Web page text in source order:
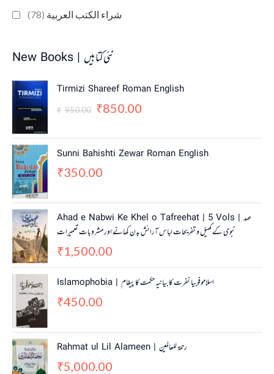
شراء الكتب العربية (78)
New Books | نئی کتابیں
Tirmizi Shareef Roman English
₹ 950.00
r
i
a
l
c
e
w
:
₹
.
0
₹850.00
u
r
t
e
i
8
0
Sunni Bahishti Zewar Roman English
₹350.00
Ahad e Nabwi Ke Khel o Tafreehat | 5 Vols | عہد
نبوی کے کھیل و تفریحات لباس آرائش بدن کھانے اور مشروبات تعمیرات
₹1,500.00
Islamophobia | اسلاموفوبیا نفرت کا بیانیہ حکمت کا پیغام
₹450.00
Rahmat ul Lil Alameen | رحمۃ للعالمین
₹5,000.00